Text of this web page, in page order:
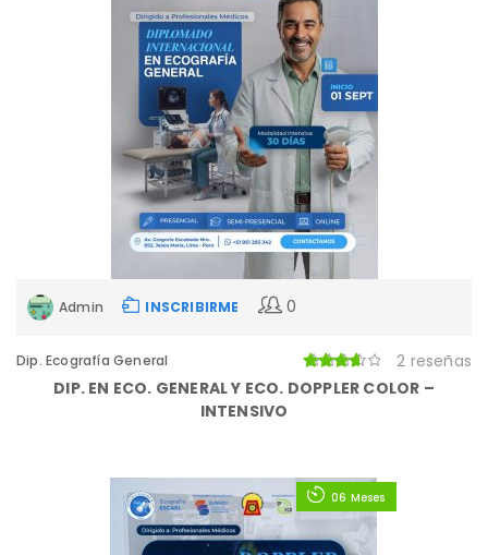
Admin INSCRIBIRME 0
Dip. Ecografía General
2 reseñas
DIP. EN ECO. GENERAL Y ECO. DOPPLER COLOR –
INTENSIVO
06 Meses